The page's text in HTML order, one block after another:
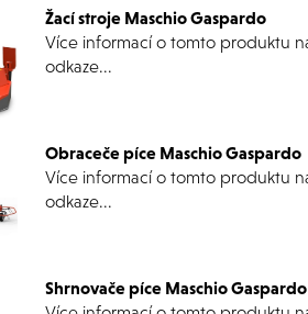
Žací stroje Maschio Gaspardo
Více informací o tomto produktu
odkaze...
Obraceče píce Maschio Gaspardo
Více informací o tomto produktu
odkaze...
Shrnovače píce Maschio Gaspardo